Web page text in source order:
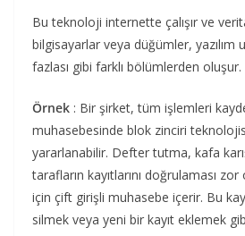
Bu teknoloji internette çalışır ve
bilgisayarlar veya düğümler, yazılım
fazlası gibi farklı bölümlerden oluşur.
Örnek : Bir şirket, tüm işlemleri
muhasebesinde blok zinciri
yararlanabilir. Defter tutma, kafa
tarafların kayıtlarını doğrulaması
için çift girişli muhasebe içerir. Bu
silmek veya yeni bir kayıt eklemek